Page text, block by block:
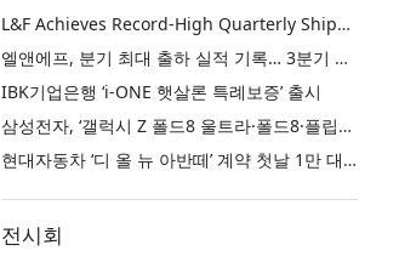
L&F Achieves Record-High Quarterly Shipments, Begins LFP Supply for North American ESS in Q3 Advancing its Two-Track NCM and LFP Growth Strategy
엘앤에프, 분기 최대 출하 실적 기록… 3분기 북미 ESS향 LFP 공급 착수 NCM+LFP ‘2-Track’ 성장 전략 실현
IBK기업은행 ‘i-ONE 햇살론 특례보증’ 출시
삼성전자, ‘갤럭시 Z 폴드8 울트라·폴드8·플립8’과 ‘갤럭시 워치 울트라2·워치9’ 국내 공식 출시
현대자동차 ‘디 올 뉴 아반떼’ 계약 첫날 1만 대 돌파
전시회